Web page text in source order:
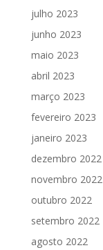
julho 2023
junho 2023
maio 2023
abril 2023
março 2023
fevereiro 2023
janeiro 2023
dezembro 2022
novembro 2022
outubro 2022
setembro 2022
agosto 2022